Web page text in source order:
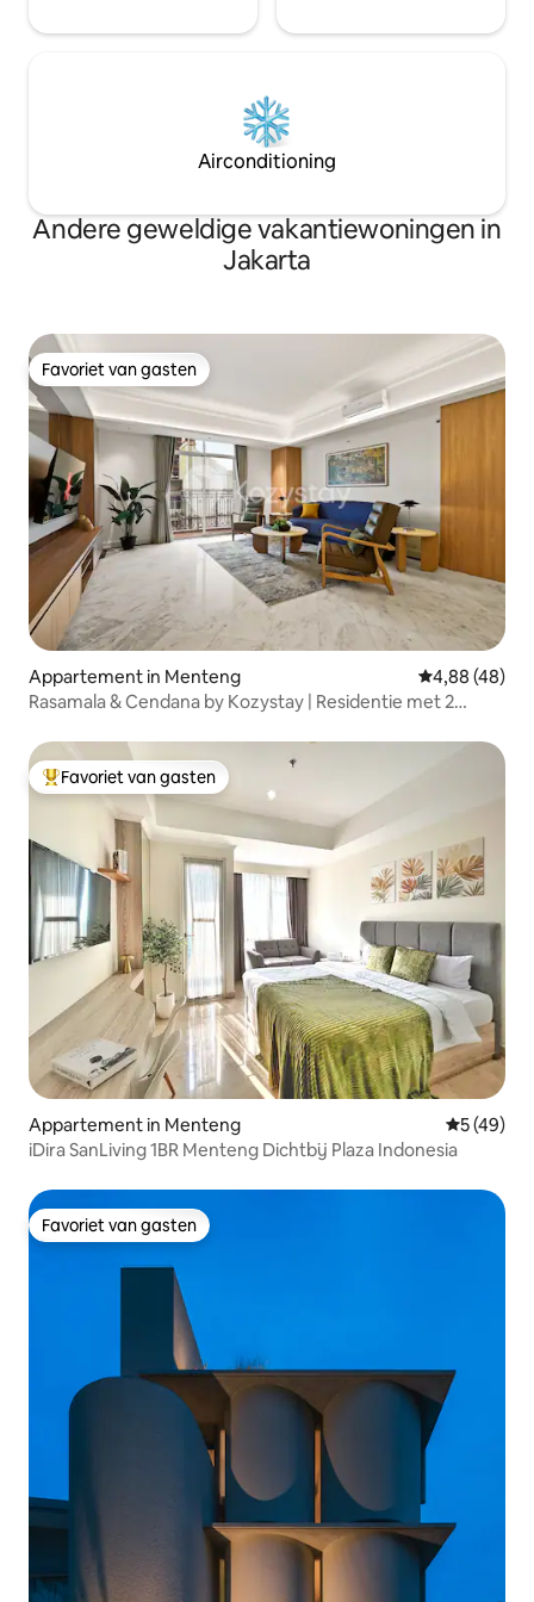
Airconditioning
Andere geweldige vakantiewoningen in
Jakarta
Favoriet van gasten
Favoriet van gasten
Appartement in Menteng Gemiddelde
4,88 (48)
Rasamala & Cendana by Kozystay | Residentie met 2
Topfavoriet van gasten
Favoriet van gasten
Appartement in Menteng
5 (49)
iDira SanLiving 1BR Menteng Dichtbij Plaza Indonesia
Favoriet van gasten
Favoriet van gasten